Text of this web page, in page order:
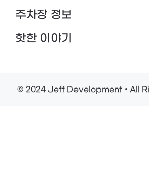
주차장 정보
핫한 이야기
© 2024 Jeff Development • All